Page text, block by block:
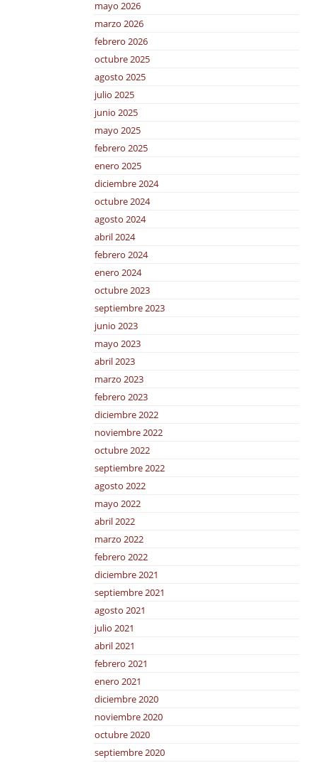
mayo 2026
marzo 2026
febrero 2026
octubre 2025
agosto 2025
julio 2025
junio 2025
mayo 2025
febrero 2025
enero 2025
diciembre 2024
octubre 2024
agosto 2024
abril 2024
febrero 2024
enero 2024
octubre 2023
septiembre 2023
junio 2023
mayo 2023
abril 2023
marzo 2023
febrero 2023
diciembre 2022
noviembre 2022
octubre 2022
septiembre 2022
agosto 2022
mayo 2022
abril 2022
marzo 2022
febrero 2022
diciembre 2021
septiembre 2021
agosto 2021
julio 2021
abril 2021
febrero 2021
enero 2021
diciembre 2020
noviembre 2020
octubre 2020
septiembre 2020